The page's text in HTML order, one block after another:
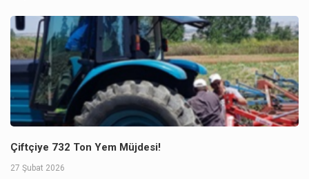
Çiftçiye 732 Ton Yem Müjdesi!
27 Şubat 2026